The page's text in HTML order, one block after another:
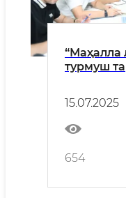
“Маҳалла
турмуш
15.07.2025
654